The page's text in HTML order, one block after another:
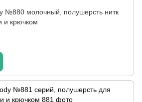
№880 молочный, полушерсть нитк
и крючком